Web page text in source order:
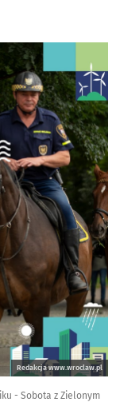
Redakcja www.wroclaw.pl
- Sobota z Zielonym